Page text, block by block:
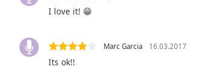
descriptions
selected
I love it! 😁
Marc Garcia 16.03.2017
Its ok!!